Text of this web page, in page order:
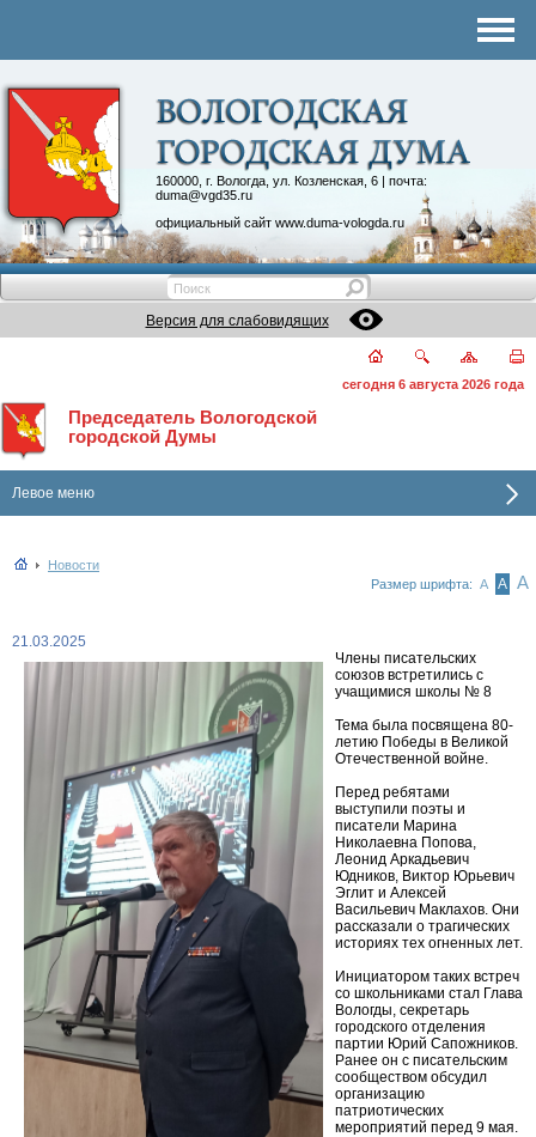
160000, г. Вологда, ул. Козленская, 6 | почта:
duma@vgd35.ru
официальный сайт www.duma-vologda.ru
Контакты
Депутатские объединения
Версия для слабовидящих
сегодня 6 августа 2026 года
Председатель Вологодской
городской Думы
Левое меню
Новости
Размер шрифта: А А А
21.03.2025
Члены писательских
союзов встретились с
учащимися школы № 8
Тема была посвящена 80-
летию Победы в Великой
Отечественной войне.
Перед ребятами
выступили поэты и
писатели Марина
Николаевна Попова,
Леонид Аркадьевич
Юдников, Виктор Юрьевич
Эглит и Алексей
Васильевич Маклахов. Они
рассказали о трагических
историях тех огненных лет.
Инициатором таких встреч
со школьниками стал Глава
Вологды, секретарь
городского отделения
партии Юрий Сапожников.
Ранее он с писательским
сообществом обсудил
организацию
патриотических
мероприятий перед 9 мая.